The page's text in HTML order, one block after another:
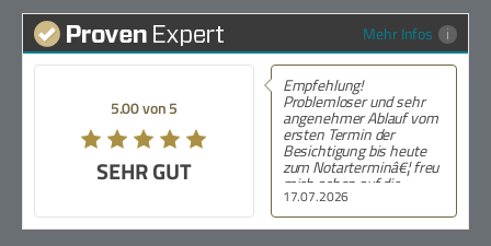
Mehr Infos
5.00 von 5
SEHR GUT
17.07.2026
Empfehlung!
Problemloser und sehr
angenehmer Ablauf vom
ersten Termin der
Besichtigung bis heute
zum Notarterminâ€¦ freu
mich schon auf die
SchlÃ¼sselÃ¼bergabe.
Ganz groÃŸes
DankeschÃ¶n an Frau